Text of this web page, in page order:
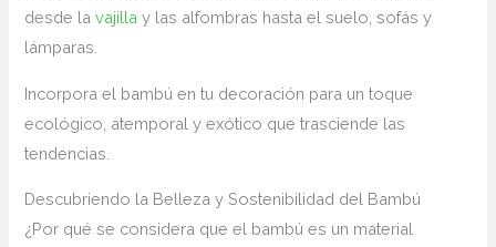
desde lavajilla y las alfombras hasta el suelo, sofás y
lámparas.
Incorpora el bambú en tu decoración para un toque
ecológico, atemporal y exótico que trasciende las
tendencias.
Descubriendo la Belleza y Sostenibilidad del Bambú
¿Por qué se considera que el bambú es un material